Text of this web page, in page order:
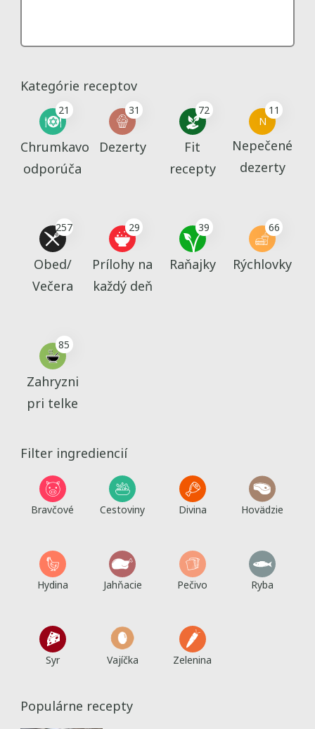
Kategórie receptov
21
Chrumkavo
odporúča
31
Dezerty
72
Fit
recepty
N
11
Nepečené
dezerty
257
Obed/
Večera
29
Prílohy na
každý deň
39
Raňajky
66
Rýchlovky
85
Zahryzni
pri telke
Filter ingrediencií
Bravčové Cestoviny Divina Hovädzie
Hydina Jahňacie Pečivo Ryba
Syr Vajíčka Zelenina
Populárne recepty